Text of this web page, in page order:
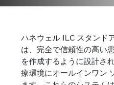
テム
当社のスタンドアロン コ
患者安全コール システム
ーネントで構成されてい
ハネウェル ILC スタンド
は、完全で信頼性の高い
を作成するように設計さ
療環境にオールインワン